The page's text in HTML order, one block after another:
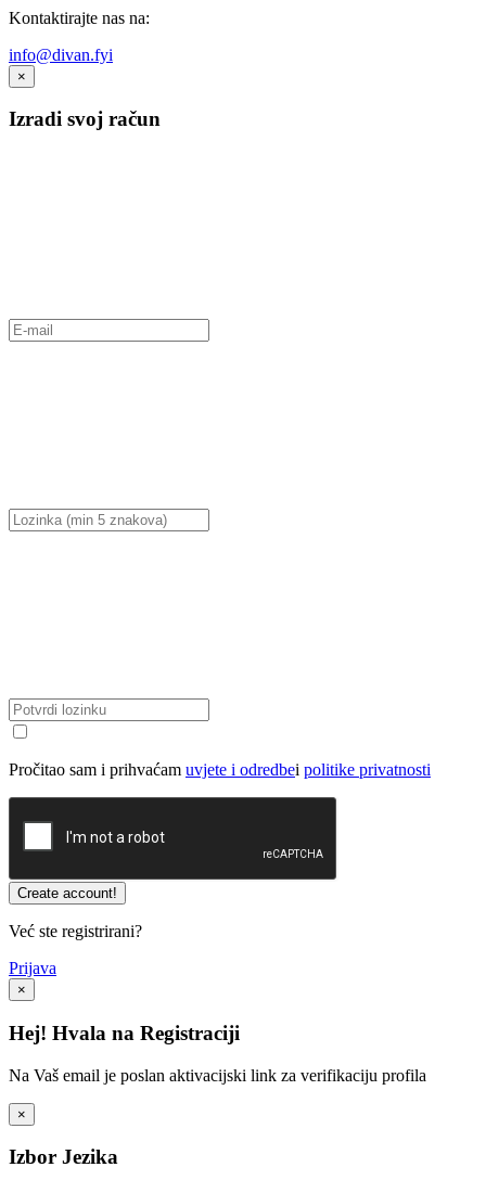
Kontaktirajte nas na:
info@divan.fyi
×
Izradi svoj račun
Pročitao sam i prihvaćam uvjete i odredbei politike privatnosti
Već ste registrirani?
Prijava
×
Hej! Hvala na Registraciji
Na Vaš email je poslan aktivacijski link za verifikaciju profila
×
Izbor Jezika